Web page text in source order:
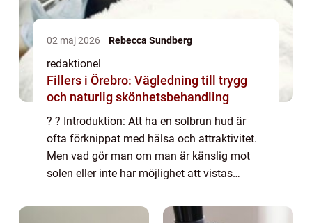
02 maj 2026 Rebecca Sundberg
redaktionel
Fillers i Örebro: Vägledning till trygg
och naturlig skönhetsbehandling
? ? Introduktion: Att ha en solbrun hud är
ofta förknippat med hälsa och attraktivitet.
Men vad gör man om man är känslig mot
solen eller inte har möjlighet att vistas
brun utan sol (BUS) som en räddning. Men